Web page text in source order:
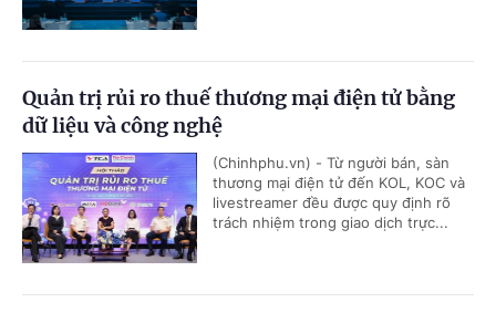
Quản trị rủi ro thuế thương mại điện tử bằng
dữ liệu và công nghệ
(Chinhphu.vn) - Từ người bán, sàn
thương mại điện tử đến KOL, KOC và
livestreamer đều được quy định rõ
trách nhiệm trong giao dịch trực...